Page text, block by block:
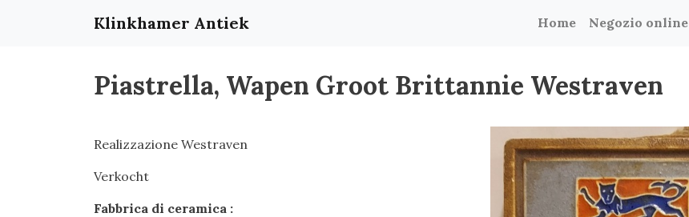
Klinkhamer Antiek Home Negozio online
Piastrella, Wapen Groot Brittannie Westraven
Realizzazione Westraven
Verkocht
Fabbrica di ceramica :